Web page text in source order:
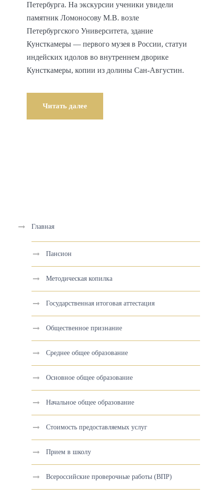
Петербурга. На экскурсии ученики увидели
памятник Ломоносову М.В. возле
Петербургского Университета, здание
Кунсткамеры — первого музея в России, статуи
индейских идолов во внутреннем дворике
Кунсткамеры, копии из долины Сан-Августин.
Читать далее
Главная
Пансион
Методическая копилка
Государственная итоговая аттестация
Общественное признание
Среднее общее образование
Основное общее образование
Начальное общее образование
Стоимость предоставляемых услуг
Прием в школу
Всероссийские проверочные работы (ВПР)